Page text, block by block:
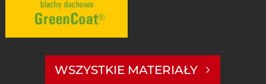
WSZYSTKIE MATERIAŁY